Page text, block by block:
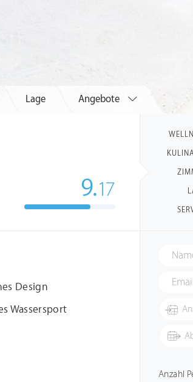
Lage Angebote
9.17
Design
Wassersport
Anzahl